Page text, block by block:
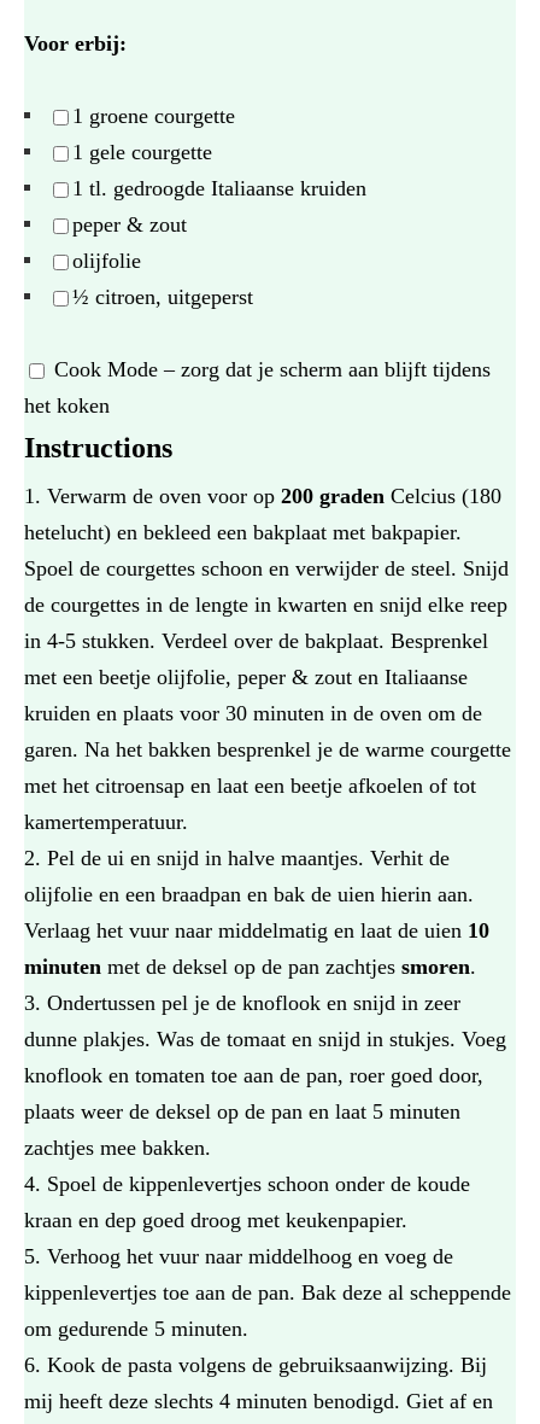
Voor erbij:
1 groene courgette
1 gele courgette
1 tl. gedroogde Italiaanse kruiden
peper & zout
olijfolie
½ citroen, uitgeperst
Cook Mode – zorg dat je scherm aan blijft tijdens
het koken
Instructions
Verwarm de oven voor op 200 graden Celcius (180
hetelucht) en bekleed een bakplaat met bakpapier.
Spoel de courgettes schoon en verwijder de steel. Snijd
de courgettes in de lengte in kwarten en snijd elke reep
in 4-5 stukken. Verdeel over de bakplaat. Besprenkel
met een beetje olijfolie, peper & zout en Italiaanse
kruiden en plaats voor 30 minuten in de oven om de
garen. Na het bakken besprenkel je de warme courgette
met het citroensap en laat een beetje afkoelen of tot
kamertemperatuur.
Pel de ui en snijd in halve maantjes. Verhit de
olijfolie en een braadpan en bak de uien hierin aan.
Verlaag het vuur naar middelmatig en laat de uien 10
minuten met de deksel op de pan zachtjes smoren.
Ondertussen pel je de knoflook en snijd in zeer
dunne plakjes. Was de tomaat en snijd in stukjes. Voeg
knoflook en tomaten toe aan de pan, roer goed door,
plaats weer de deksel op de pan en laat 5 minuten
zachtjes mee bakken.
Spoel de kippenlevertjes schoon onder de koude
kraan en dep goed droog met keukenpapier.
Verhoog het vuur naar middelhoog en voeg de
kippenlevertjes toe aan de pan. Bak deze al scheppende
om gedurende 5 minuten.
Kook de pasta volgens de gebruiksaanwijzing. Bij
mij heeft deze slechts 4 minuten benodigd. Giet af en